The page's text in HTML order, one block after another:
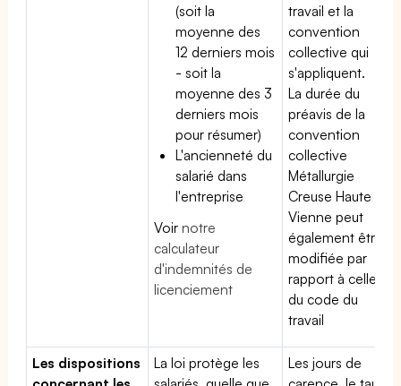
(soit la
moyenne des
12 derniers mois
- soit la
moyenne des 3
derniers mois
pour résumer)
L'ancienneté du
salarié dans
l'entreprise
Voirnotre
calculateur
d'indemnités de
licenciement
travail et la
convention
collective qui
s'appliquent.
La durée du
préavis de la
convention
collective
Métallurgie
Creuse Haute
Vienne peut
également être
modifiée par
rapport à celle
du code du
travail
Les dispositions
La loi protège les
Les jours de